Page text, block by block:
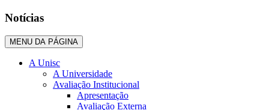
Notícias
MENU DA PÁGINA
A Unisc
A Universidade
Avaliação Institucional
Apresentação
Avaliação Externa